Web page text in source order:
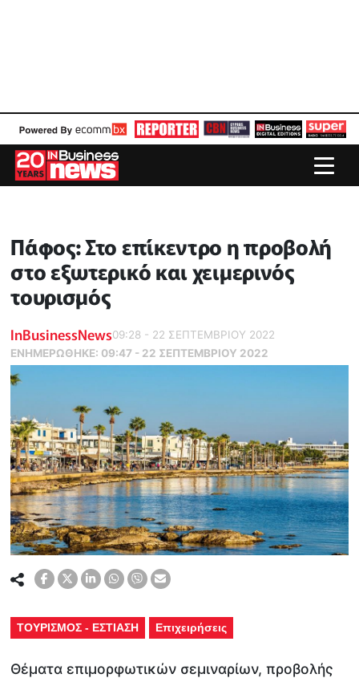
Πάφος: Στο επίκεντρο η προβολή
στο εξωτερικό και χειμερινός
τουρισμός
InBusinessNews09:28 - 22 ΣΕΠΤΕΜΒΡΙΟΥ 2022
ΕΝΗΜΕΡΏΘΗΚΕ: 09:47 - 22 ΣΕΠΤΕΜΒΡΙΟΥ 2022
ΤΟΥΡΙΣΜΟΣ - ΕΣΤΙΑΣΗ Επιχειρήσεις
Θέματα επιμορφωτικών σεμιναρίων, προβολής